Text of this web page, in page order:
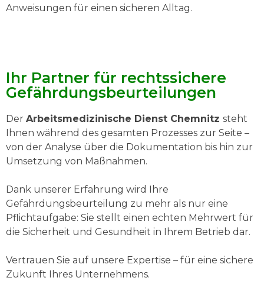
Anweisungen für einen sicheren Alltag.
Ihr Partner für rechtssichere
Gefährdungsbeurteilungen
Der Arbeitsmedizinische Dienst Chemnitz steht
Ihnen während des gesamten Prozesses zur Seite –
von der Analyse über die Dokumentation bis hin zur
Umsetzung von Maßnahmen.
Dank unserer Erfahrung wird Ihre
Gefährdungsbeurteilung zu mehr als nur eine
Pflichtaufgabe: Sie stellt einen echten Mehrwert für
die Sicherheit und Gesundheit in Ihrem Betrieb dar.
Vertrauen Sie auf unsere Expertise – für eine sichere
Zukunft Ihres Unternehmens.